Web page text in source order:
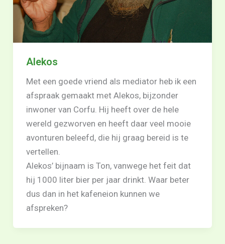
Alekos
Met een goede vriend als mediator heb ik een
afspraak gemaakt met Alekos, bijzonder
inwoner van Corfu. Hij heeft over de hele
wereld gezworven en heeft daar veel mooie
avonturen beleefd, die hij graag bereid is te
vertellen.
Alekos’ bijnaam is Ton, vanwege het feit dat
hij 1000 liter bier per jaar drinkt. Waar beter
dus dan in het kafeneion kunnen we
afspreken?